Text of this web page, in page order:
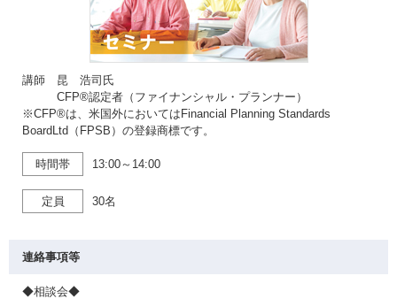
講師 昆 浩司氏
CFP®認定者（ファイナンシャル・プランナー）
※CFP®は、米国外においてはFinancial Planning Standards
BoardLtd（FPSB）の登録商標です。
時間帯 13:00～14:00
定員 30名
連絡事項等
◆相談会◆